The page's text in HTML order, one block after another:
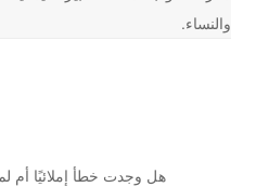
والنساء.
هل وجدت خطأ إملائيًا أم